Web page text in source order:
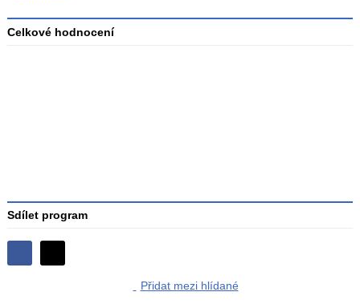
Celkové hodnocení
Sdílet program
Sdílejte
Přidat mezi hlídané